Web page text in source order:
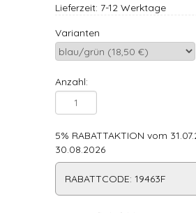
Lieferzeit: 7-12 Werktage
Varianten
Anzahl:
5% RABATTAKTION vom
30.08.2026
RABATTCODE: 19463F